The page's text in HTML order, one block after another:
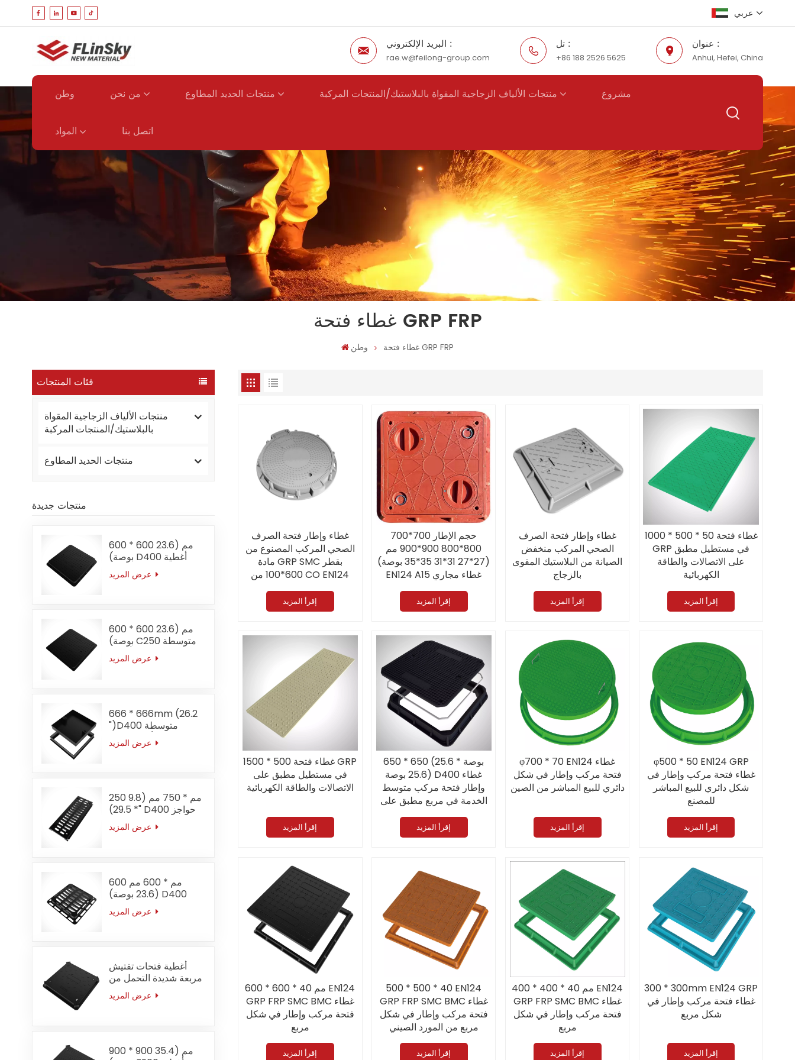
عربي
English
Español
البريد الإلكتروني :
rae.w@feilong-group.com
تل :
+86 188 2526 5625
عنوان :
Anhui, Hefei, China
وطن من نحن منتجات الحديد المطاوع منتجات الألياف الزجاجية المقواة بالبلاستيك/المنتجات المركبة مشروع
المواد اتصل بنا
غطاء فتحة GRP FRP
وطن غطاء فتحة GRP FRP
فئات المنتجات
منتجات الألياف الزجاجية المقواة
بالبلاستيك/المنتجات المركبة
منتجات الحديد المطاوع
منتجات جديدة
600 * 600 مم (23.6
بوصة) D400 أغطية
غرف التفتيش من حديد
الدكتايل المربعة
600 * 600 مم (23.6
بوصة) C250 متوسطة
الخدمة مربعة أغطية
فتحة حديد الدكتايل البيع
666 * 666mm (26.2
")D400 متوسطة
الخدمة راحة أغطية فتحة
حديد الدكتايل
250 مم * 750 مم (9.8
"* 29.5) D400 حواجز
شبكية متوسطة الخدمة
لقناة الأخدود
600 مم * 600 مم
(23.6 بوصة) D400
صريف دخول علوي
متوسط
أغطية فتحات تفتيش
مربعة شديدة التحمل من
الحديد المطاوع F900،
مقاس 700 × 700 مم
900 * 900 مم (35.4
غطاء وإطار فتحة الصرف
الصحي المركب المصنوع من
مادة GRP SMC بقطر
600*100 من CO EN124
D400 على شكل دائري للبيع
المباشر من الشركة المصنعة
إقرأ المزيد
حجم الإطار 700*700
800*800 900*900 مم
(27*27 31*31 35*35 بوصة)
EN124 A15 غطاء مجاري
مصنوع من الألياف الزجاجية
FRP مع مقابض
إقرأ المزيد
غطاء وإطار فتحة الصرف
الصحي المركب منخفض
الصيانة من البلاستيك المقوى
بالزجاج
EN124 A15 على شكل مربع
إقرأ المزيد
1000 * 500 * 50 غطاء فتحة
GRP في مستطيل مطبق
على الاتصالات والطاقة
الكهربائية
إقرأ المزيد
1500 * 500 غطاء فتحة GRP
في مستطيل مطبق على
الاتصالات والطاقة الكهربائية
إقرأ المزيد
650 * 650 (25.6 بوصة *
25.6 بوصة) D400 غطاء
وإطار فتحة مركب متوسط
الخدمة في مربع مطبق على
محطة وقود
إقرأ المزيد
φ700 * 70 EN124 غطاء
فتحة مركب وإطار في شكل
دائري للبيع المباشر من الصين
إقرأ المزيد
φ500 * 50 EN124 GRP
غطاء فتحة مركب وإطار في
شكل دائري للبيع المباشر
للمصنع
إقرأ المزيد
600 * 600 * 40 مم EN124
GRP FRP SMC BMC غطاء
فتحة مركب وإطار في شكل
مربع
إقرأ المزيد
500 * 500 * 40 EN124
GRP FRP SMC BMC غطاء
فتحة مركب وإطار في شكل
مربع من المورد الصيني
إقرأ المزيد
400 * 400 * 40 مم EN124
GRP FRP SMC BMC غطاء
فتحة مركب وإطار في شكل
مربع
إقرأ المزيد
300 * 300mm EN124 GRP
غطاء فتحة مركب وإطار في
شكل مربع
إقرأ المزيد